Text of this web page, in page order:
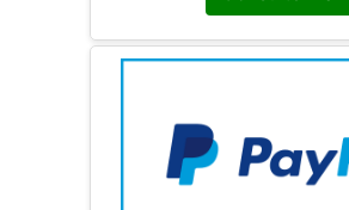
mbourser des amis,